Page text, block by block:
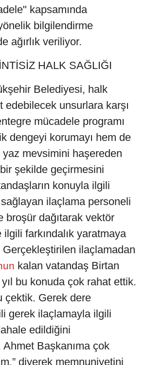
kapsamında
bilgilendirme
ağırlık veriliyor.
HALK SAĞLIĞI
Belediyesi, halk
edebilecek unsurlara karşı
mücadele programı
dengeyi korumayı hem de
yaz mevsimini haşereden
şekilde geçirmesini
konuyla ilgili
ilaçlama personeli
broşür dağıtarak vektör
farkındalık yaratmaya
ilaçlamadan
kalan vatandaş Birtan
bu konuda çok rahat ettik.
çektik. Gerek dere
gerek ilaçlamayla ilgili
edildiğini
Başkanıma çok
diyerek memnuniyetini